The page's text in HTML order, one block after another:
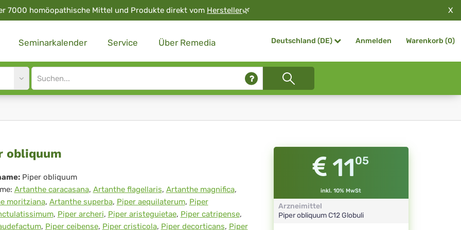
7000 homöopathische Mittel und Produkte direkt vom Hersteller🌿 X
Seminarkalender Service Über Remedia Deutschland (DE) Anmelden Warenkorb (0)
Site
search
obliquum
Piper obliquum
Artanthe caracasana, Artanthe flagellaris, Artanthe magnifica,
moritziana, Artanthe superba, Piper aequilaterum, Piper
, Piper archeri, Piper aristeguietae, Piper catripense,
, Piper ceibense, Piper cristicola, Piper decorticans, Piper
1105
inkl. 10% MwSt
Arzneimittel
Piper obliquumC12 Globuli